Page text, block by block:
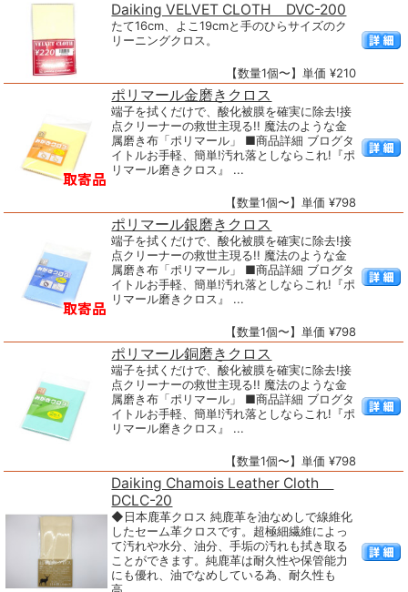
Daiking VELVET CLOTH DVC-200
たて16cm、よこ19cmと手のひらサイズのク
リーニングクロス。
【数量1個〜】単価 ¥210
ポリマール金磨きクロス
端子を拭くだけで、酸化被膜を確実に除去!接
点クリーナーの救世主現る!! 魔法のような金
属磨き布「ポリマール」 ■商品詳細 ブログタ
イトルお手軽、簡単!汚れ落としならこれ!『ポ
リマール磨きクロス』 ...
【数量1個〜】単価 ¥798
ポリマール銀磨きクロス
端子を拭くだけで、酸化被膜を確実に除去!接
点クリーナーの救世主現る!! 魔法のような金
属磨き布「ポリマール」 ■商品詳細 ブログタ
イトルお手軽、簡単!汚れ落としならこれ!『ポ
リマール磨きクロス』 ...
【数量1個〜】単価 ¥798
ポリマール銅磨きクロス
端子を拭くだけで、酸化被膜を確実に除去!接
点クリーナーの救世主現る!! 魔法のような金
属磨き布「ポリマール」 ■商品詳細 ブログタ
イトルお手軽、簡単!汚れ落としならこれ!『ポ
リマール磨きクロス』 ...
【数量1個〜】単価 ¥798
Daiking Chamois Leather Cloth
DCLC-20
◆日本鹿革クロス 純鹿革を油なめしで線維化
したセーム革クロスです。超極細繊維によっ
て汚れや水分、油分、手垢の汚れも拭き取る
ことができます。純鹿革は耐久性や保管能力
にも優れ、油でなめしている為、耐久性も